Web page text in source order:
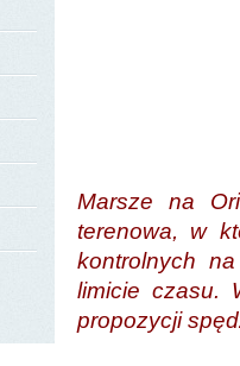
Marsze na
terenowa, w
kontrolnych
limicie czasu.
propozycji